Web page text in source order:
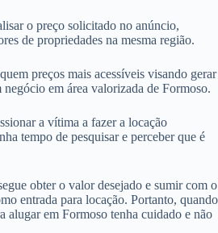
o preço solicitado no anúncio,
de propriedades na mesma região.
preços mais acessíveis visando gerar
negócio em área valorizada de Formoso.
a vítima a fazer a locação
tempo de pesquisar e perceber que é
obter o valor desejado e sumir com o
entrada para locação. Portanto, quando
alugar em Formoso tenha cuidado e não